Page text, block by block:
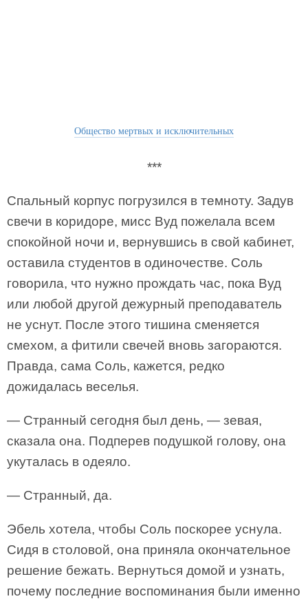
Общество мертвых и исключительных
***
Спальный корпус погрузился в темноту. Задув
свечи в коридоре, мисс Вуд пожелала всем
спокойной ночи и, вернувшись в свой кабинет,
оставила студентов в одиночестве. Соль
говорила, что нужно прождать час, пока Вуд
или любой другой дежурный преподаватель
не уснут. После этого тишина сменяется
смехом, а фитили свечей вновь загораются.
Правда, сама Соль, кажется, редко
дожидалась веселья.
— Странный сегодня был день, — зевая,
сказала она. Подперев подушкой голову, она
укуталась в одеяло.
— Странный, да.
Эбель хотела, чтобы Соль поскорее уснула.
Сидя в столовой, она приняла окончательное
решение бежать. Вернуться домой и узнать,
почему последние воспоминания были именно